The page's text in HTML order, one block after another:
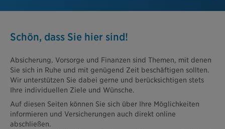
Schön, dass Sie hier sind!
Absicherung, Vorsorge und Finanzen sind Themen, mit denen
Sie sich in Ruhe und mit genügend Zeit beschäftigen sollten.
Wir unterstützen Sie dabei gerne und berücksichtigen stets
Ihre individuellen Ziele und Wünsche.
Auf diesen Seiten können Sie sich über Ihre Möglichkeiten
informieren und Versicherungen auch direkt online
abschließen.